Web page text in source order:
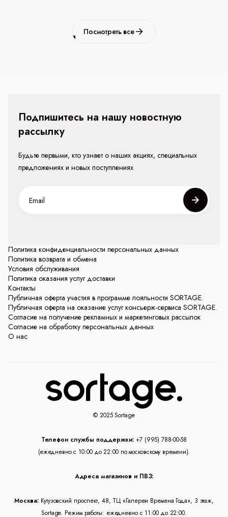
Посмотреть все
Политика конфиденциальности персональных данных
Политика возврата и обмена
Условия обслуживания
Политика оказания услуг доставки
Контакты
Публичная оферта участия в программе лояльности SORTAGE.
Публичная оферта на оказание услуг консьерж-сервиса SORTAGE.
Согласие на получение рекламных и маркетинговых рассылок
Согласие на обработку персональных данных
О нас
Подпишитесь на нашу новостную
рассылку
Будьте первыми, кто узнает о наших акциях, специальных
предложениях и новых поступлениях
© 2025 Sortage
Телефон службы поддержки: +7 (995) 788-00-58
(ежедневно с 10:00 до 22:00 по московскому времени).
Адреса магазинов и ПВЗ:
Москва: Кутузовский проспект, 48, ТЦ «Галереи Времена Года», 3 этаж,
Sortage. Режим работы: ежедневно с 11:00 до 22:00.